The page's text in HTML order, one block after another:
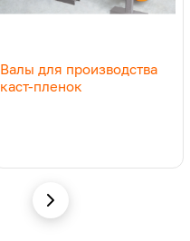
Валы для производства
каст-пленок